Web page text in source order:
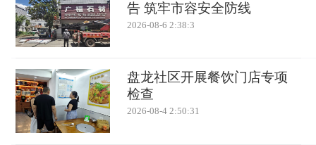
告 筑牢市容安全防线
2026-08-6 2:38:3
盘龙社区开展餐饮门店专项
检查
2026-08-4 2:50:31